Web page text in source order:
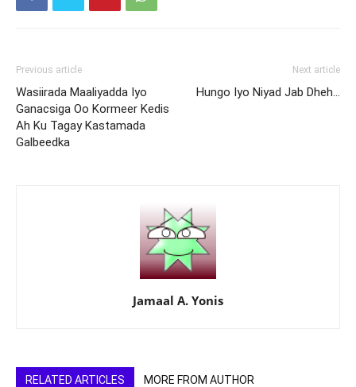
Previous article
Wasiirada Maaliyadda Iyo
Ganacsiga Oo Kormeer Kedis
Ah Ku Tagay Kastamada
Galbeedka
Next article
Hungo Iyo Niyad Jab Dheh…
Jamaal A. Yonis
RELATED ARTICLES MORE FROM AUTHOR